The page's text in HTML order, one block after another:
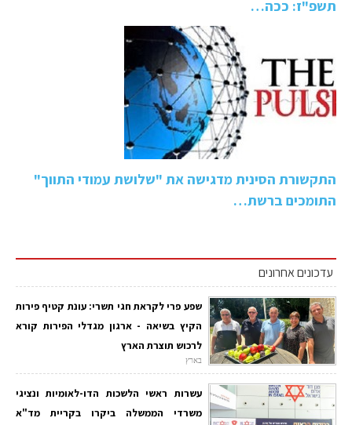
תשפ"ז: ככה…
התקשורת הסינית מדגישה את "שלושת עמודי התווך"
התומכים ברשת…
עדכונים אחרונים
שפע פרי לקראת חגי תשרי: עונת קטיף פירות
הקיץ בשיאה - ארגון מגדלי הפירות קורא
לרכוש תוצרת הארץ
בארץ
עשרות ראשי הלשכות הדו-לאומיות ונציגי
משרדי הממשלה ביקרו בקריית מד"א